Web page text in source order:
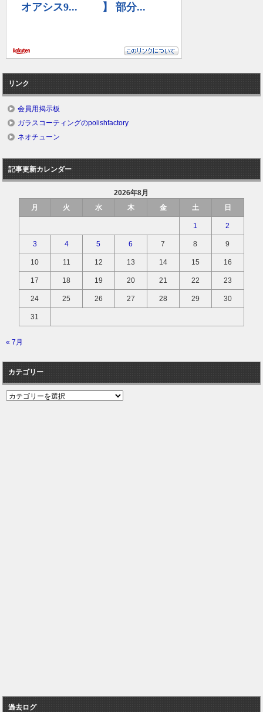
リンク
会員用掲示板
ガラスコーティングのpolishfactory
ネオチューン
記事更新カレンダー
2026年8月
月
火 水 木 金 土 日
1 2
3 4 5 6 7 8 9
10 11 12 13 14 15 16
17 18 19 20 21 22 23
24 25 26 27 28 29 30
31
« 7月
カテゴリー
カ
過去ログ